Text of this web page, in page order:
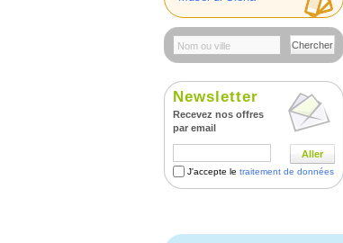
Chercher
Newsletter
Recevez nos offres
par email
Aller
J'accepte le traitement de données